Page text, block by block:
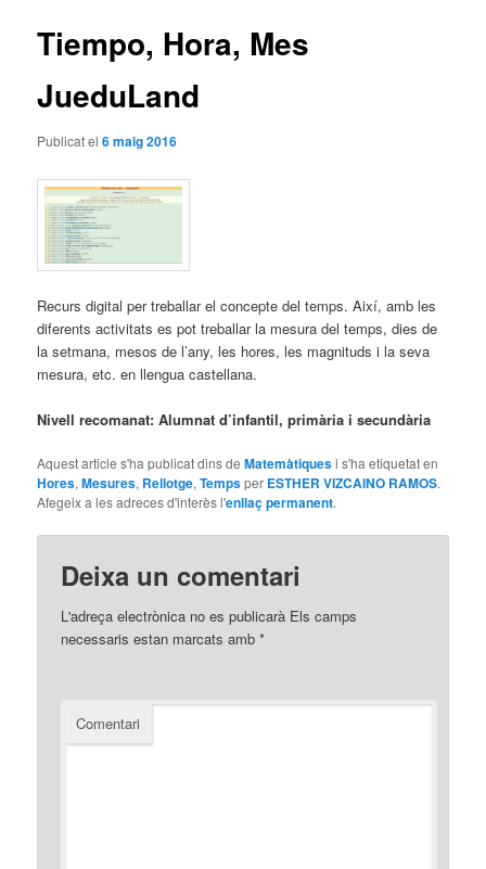
Tiempo, Hora, Mes
JueduLand
Publicat el6 maig 2016
Recurs digital per treballar el concepte del temps. Així, amb les
diferents activitats es pot treballar la mesura del temps, dies de
la setmana, mesos de l’any, les hores, les magnituds i la seva
mesura, etc. en llengua castellana.
Nivell recomanat: Alumnat d’infantil, primària i secundària
Aquest article s'ha publicat dins deMatemàtiquesi s'ha etiquetat en
Hores,Mesures, Rellotge,Tempsper ESTHER VIZCAINO RAMOS.
Afegeix a les adreces d'interès l'enllaç permanent.
Deixa un comentari
L'adreça electrònica no es publicarà Els camps
necessaris estan marcats amb*
Comentari